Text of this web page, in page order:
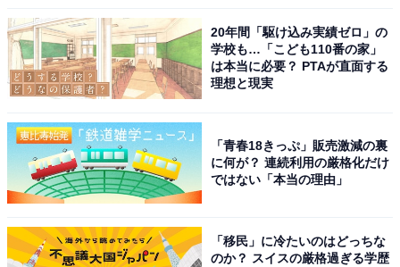
20年間「駆け込み実績ゼロ」の
学校も…「こども110番の家」
は本当に必要？ PTAが直面する
理想と現実
「青春18きっぷ」販売激減の裏
に何が？ 連続利用の厳格化だけ
ではない「本当の理由」
「移民」に冷たいのはどっちな
のか？ スイスの厳格過ぎる学歴